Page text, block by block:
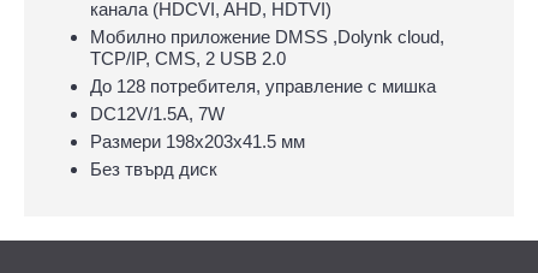
канала (HDCVI, AHD, HDTVI)
Мобилно приложение DMSS ,Dolynk cloud,
TCP/IP, CMS, 2 USB 2.0
До 128 потребителя, управление с мишка
DC12V/1.5A, 7W
Размери 198x203х41.5 мм
Без твърд диск